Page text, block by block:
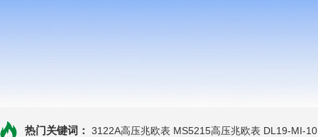
热门关键词： 3122A高压兆欧表 MS5215高压兆欧表 DL19-MI-